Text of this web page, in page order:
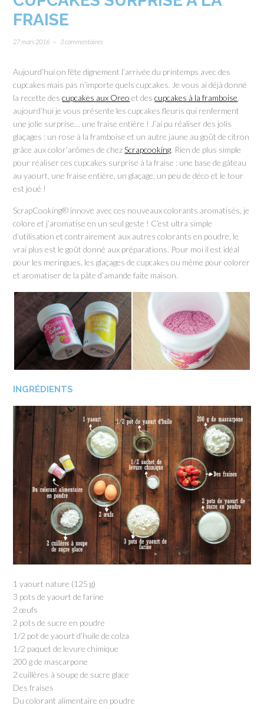
FRAISE
27 mars 2016 3 commentaires
Aujourd’hui on fête dignement l’arrivée du printemps avec des
cupcakes mais pas n’importe quels cupcakes. Je vous ai déjà donné
la recette descupcakes aux Oreo et descupcakes à la framboise
aujourd’hui je vous présente les cupcakes fleuris qui renferment
une jolie surprise… une fraise entière ! J’ai pu réaliser des jolis
glaçages : un rose à la framboise et un autre jaune au goût de citron
grâce aux color’arômes de chezScrapcooking. Rien de plus simple
pour réaliser ces cupcakes surprise à la fraise : une base de gâteau
au yaourt, une fraise entière, un glaçage, un peu de déco et le tour
est joué !
ScrapCooking® innove avec ces nouveaux colorants aromatisés, je
colore et j’aromatise en un seul geste ! C’est ultra simple
d’utilisation et contrairement aux autres colorants en poudre, le
vrai plus est le goût donné aux préparations. Pour moi il est idéal
pour les meringues, les glaçages de cupcakes ou même pour colorer
et aromatiser de la pâte d’amande faite maison.
INGRÉDIENTS
1 yaourt nature (125 g)
3 pots de yaourt de farine
2 œufs
2 pots de sucre en poudre
1/2 pot de yaourt d’huile de colza
1/2 paquet de levure chimique
200 g de mascarpone
2 cuillères à soupe de sucre glace
Des fraises
Du colorant alimentaire en poudre